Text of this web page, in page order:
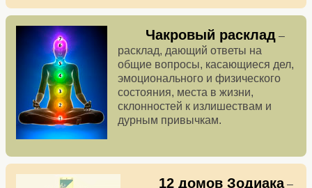
Чакровый расклад –
расклад, дающий ответы на
общие вопросы, касающиеся дел,
эмоционального и физического
состояния, места в жизни,
склонностей к излишествам и
дурным привычкам.
12 домов Зодиака–